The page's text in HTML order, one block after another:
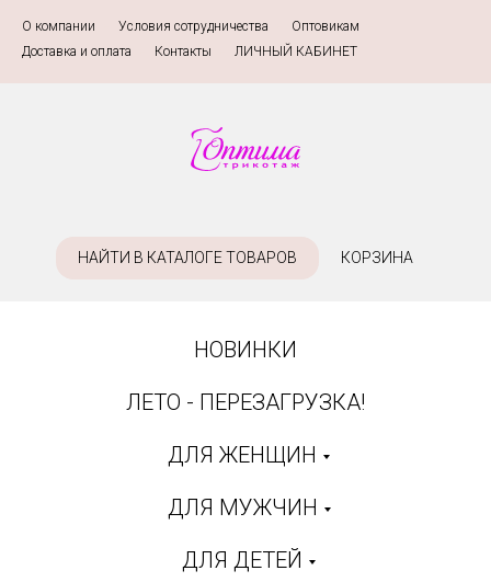
О компании Условия сотрудничества Оптовикам
Доставка и оплата
Контакты ЛИЧНЫЙ КАБИНЕТ
НАЙТИ В КАТАЛОГЕ ТОВАРОВ КОРЗИНА
НОВИНКИ
ЛЕТО - ПЕРЕЗАГРУЗКА!
ДЛЯ ЖЕНЩИН
ДЛЯ МУЖЧИН
ДЛЯ ДЕТЕЙ